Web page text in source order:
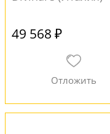
49 568 ₽